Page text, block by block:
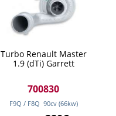
Turbo Renault Master
1.9 (dTi) Garrett
700830
F9Q / F8Q 90cv (66kw)